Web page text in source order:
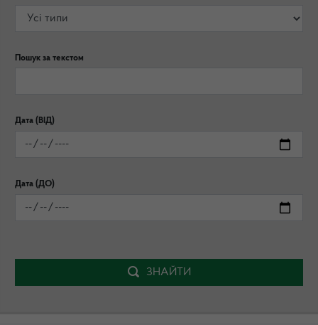
Пошук за текстом
Дата (ВІД)
Дата (ДО)
ЗНАЙТИ